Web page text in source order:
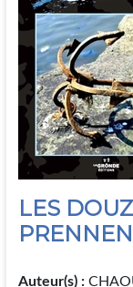
LES
Auteur(s) :